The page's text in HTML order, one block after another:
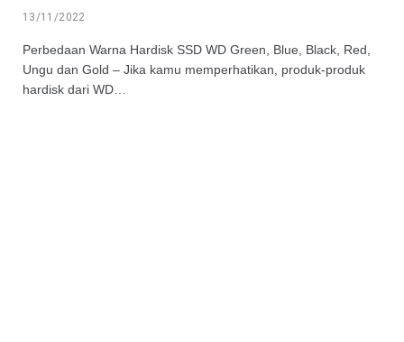
13/11/2022
Perbedaan Warna Hardisk SSD WD Green, Blue, Black, Red,
Ungu dan Gold – Jika kamu memperhatikan, produk-produk
hardisk dari WD…